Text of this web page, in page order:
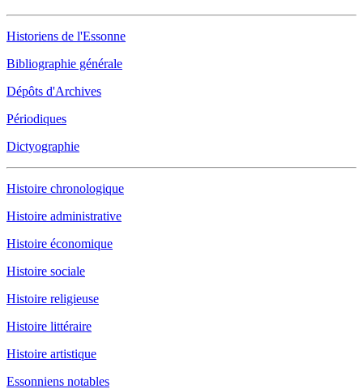
Historiens de l'Essonne
Bibliographie générale
Dépôts d'Archives
Périodiques
Dictyographie
Histoire chronologique
Histoire administrative
Histoire économique
Histoire sociale
Histoire religieuse
Histoire littéraire
Histoire artistique
Essonniens notables